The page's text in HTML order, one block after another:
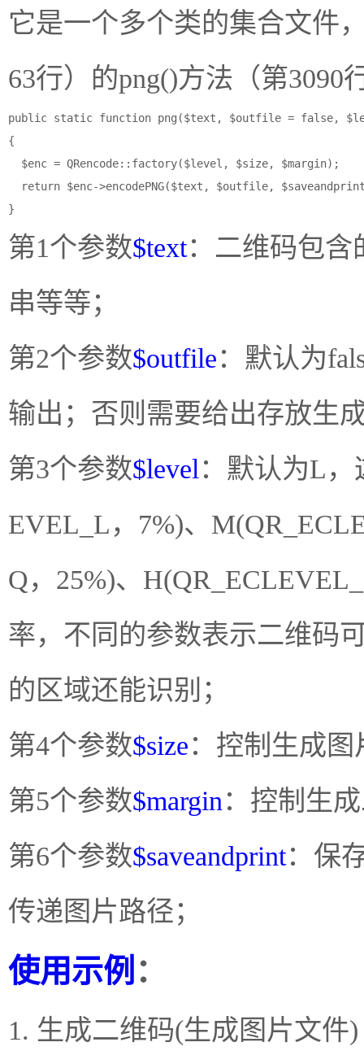
它是一个多个类的集合文件
63行）的png()方法（第3090
public static function png($text, $outfile = false,
{
  $enc = QRencode::factory($level, $size, $margin);
return $enc->encodePNG($text, $outfile,
}
第1个参数$text：二维码包含
串等等；
第2个参数$outfile：默认为
输出；否则需要给出存放生
第3个参数$level ：默认为L
EVEL_L，7%)、
Q，25%)、
率，不同的参数表示二维码
的区域还能识别；
第4个参数$size：控制生成
第5个参数$margin ：控制生
第6个参数$saveandprint：保
传递图片路径；
使用示例 ：
1. 生成二维码(生成图片文件)